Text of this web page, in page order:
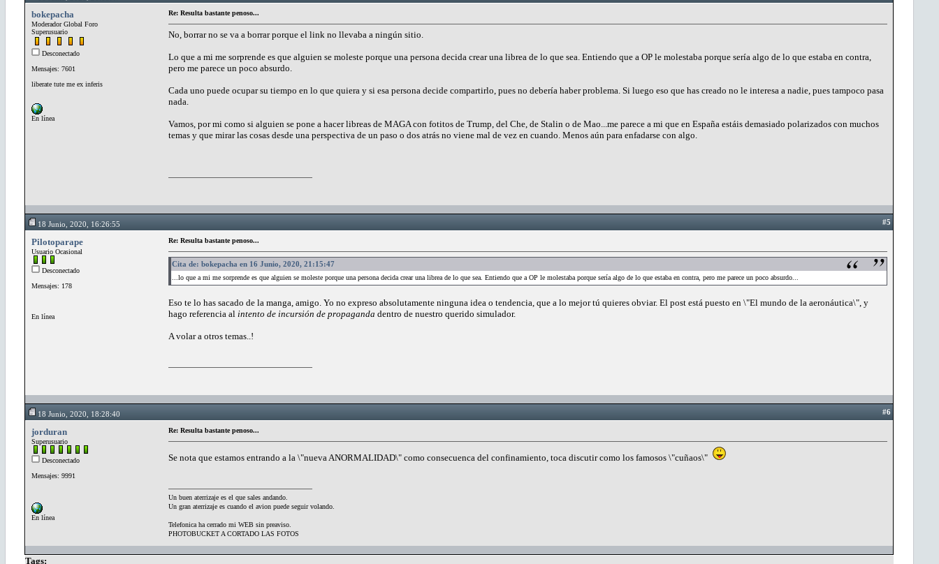
bokepacha
Moderador Global Foro
Superusuario
Desconectado
Mensajes: 7601
liberate tute me ex inferis
En línea
Re: Resulta bastante penoso...
No, borrar no se va a borrar porque el link no llevaba a ningún sitio.
Lo que a mi me sorprende es que alguien se moleste porque una persona decida crear una librea de lo que sea. Entiendo que a OP le molestaba porque sería algo de lo que estaba en contra,
pero me parece un poco absurdo.
Cada uno puede ocupar su tiempo en lo que quiera y si esa persona decide compartirlo, pues no debería haber problema. Si luego eso que has creado no le interesa a nadie, pues tampoco pasa
nada.
Vamos, por mi como si alguien se pone a hacer libreas de MAGA con fotitos de Trump, del Che, de Stalin o de Mao...me parece a mi que en España estáis demasiado polarizados con muchos
temas y que mirar las cosas desde una perspectiva de un paso o dos atrás no viene mal de vez en cuando. Menos aún para enfadarse con algo.
18 Junio, 2020, 16:26:55 #5
Pilotoparape
Usuario Ocasional
Desconectado
Mensajes: 178
En línea
Re: Resulta bastante penoso...
Cita de: bokepacha en 16 Junio, 2020, 21:15:47
...lo que a mi me sorprende es que alguien se moleste porque una persona decida crear una librea de lo que sea. Entiendo que a OP le molestaba porque sería algo de lo que estaba en contra, pero me parece un poco absurdo...
Eso te lo has sacado de la manga, amigo. Yo no expreso absolutamente ninguna idea o tendencia, que a lo mejor tú quieres obviar. El post está puesto en \"El mundo de la aeronáutica\", y
hago referencia al intento de incursión de propaganda dentro de nuestro querido simulador.
A volar a otros temas..!
18 Junio, 2020, 18:28:40 #6
jorduran
Superusuario
Desconectado
Mensajes: 9991
En línea
Re: Resulta bastante penoso...
Se nota que estamos entrando a la \"nueva ANORMALIDAD\" como consecuenca del confinamiento, toca discutir como los famosos \"cuñaos\"
Un buen aterrizaje es el que sales andando.
Un gran aterrizaje es cuando el avion puede seguir volando.
Telefonica ha cerrado mi WEB sin preaviso.
PHOTOBUCKET A CORTADO LAS FOTOS
Tags: